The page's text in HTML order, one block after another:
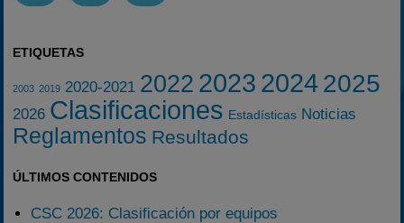
ETIQUETAS
2003 2019 2020-2021 2022 2023 20242025
2026 Clasificaciones Estadísticas Noticias
Reglamentos Resultados
ÚLTIMOS CONTENIDOS
CSC 2026: Clasificación por equipos